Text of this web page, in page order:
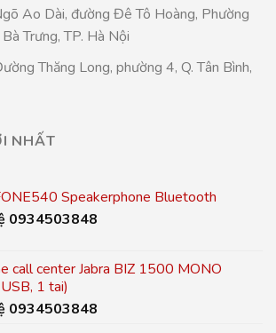
Ao Dài, đường Đê Tô Hoàng, Phường
Trưng, TP. Hà Nội
Thăng Long, phường 4, Q. Tân Bình,
NHẤT
Speakerphone Bluetooth
0934503848
call center Jabra BIZ 1500 MONO
1 tai)
0934503848